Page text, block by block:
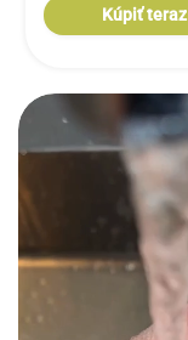
Kúpiť teraz